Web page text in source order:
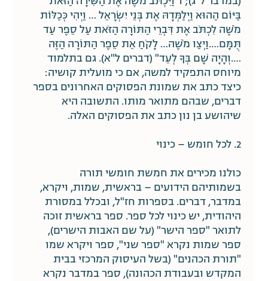
בַּיּוֹם הַהוּא וַיְלַמְּדָהּ אֶת בְּנֵי יִשְׂרָאֵל … וַיְהִי כְּכַלּוֹת
מֹשֶׁה לִכְתֹּב אֶת דִּבְרֵי הַתּוֹרָה הַזֹּאת עַל סֵפֶר עַד
תֻּמָּם….וַיְצַו מֹשֶׁה… לָקֹחַ אֵת סֵפֶר הַתּוֹרָה הַזֶּה
….וְהָיָה שָׁם בְּךָ לְעֵד" (דברים ל"א). גם בתלמוד
מיוחס התפקיד למשה, אם כי מועלית קושיה:
כיצד כתב את שמונת הפסוקים האחרונים בספר
דברים, שבהם מתואר מותו. התשובה היא
שיהושע בן נון כתב את הפסוקים האלה.
2. לכל חומש – כינוי
כולנו מכירים את חמשת חומשי תורה
בשמותיהם הידועים – בראשית, שמות, ויקרא,
במדבר, דברים. בספרות חז"ל, ובכלל במסורת
היהודית, יש כינוי לכל ספר. ספר בראשית זוכה
לתואר "ספר הישר" (על שם האבות הישרים),
ספר שמות נקרא "ספר שני", ספר ויקרא שמו
"תורת הכהנים" (בשל העיסוק המרכזי בבית
המקדש ובעבודת הכהונה), ספר במדבר נקרא